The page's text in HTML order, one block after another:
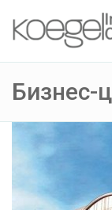
Бизнес-